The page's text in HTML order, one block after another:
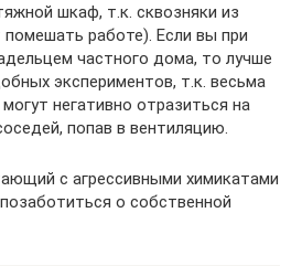
шкаф, т.к. сквозняки из
работе). Если вы при
частного дома, то лучше
экспериментов, т.к. весьма
негативно отразиться на
попав в вентиляцию.
с агрессивными химикатами
о собственной